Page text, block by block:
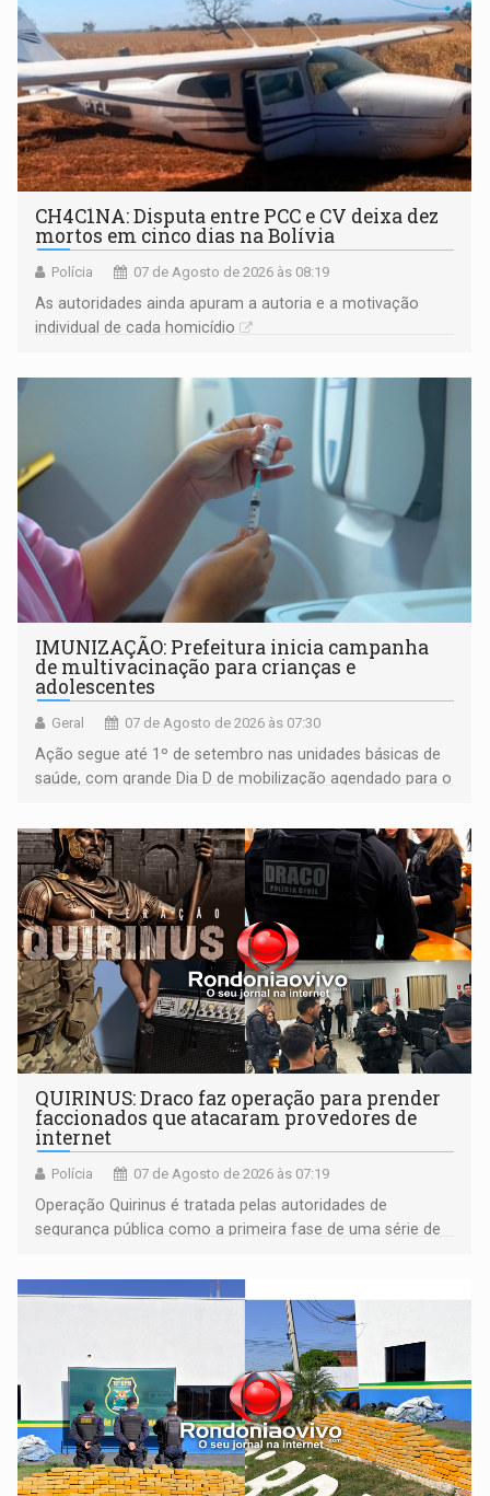
CH4C1NA: Disputa entre PCC e CV deixa dez
mortos em cinco dias na Bolívia
Polícia 07 de Agosto de 2026 às 08:19
As autoridades ainda apuram a autoria e a motivação
individual de cada homicídio
IMUNIZAÇÃO: Prefeitura inicia campanha
de multivacinação para crianças e
adolescentes
Geral 07 de Agosto de 2026 às 07:30
Ação segue até 1º de setembro nas unidades básicas de
saúde, com grande Dia D de mobilização agendado para o
QUIRINUS: Draco faz operação para prender
faccionados que atacaram provedores de
internet
Polícia 07 de Agosto de 2026 às 07:19
Operação Quirinus é tratada pelas autoridades de
segurança pública como a primeira fase de uma série de